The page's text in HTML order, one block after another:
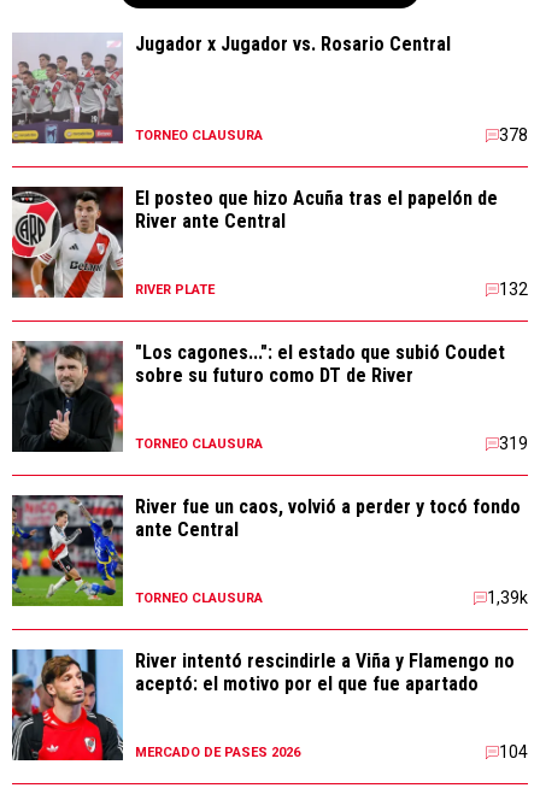
Jugador x Jugador vs. Rosario Central
TORNEO CLAUSURA 378
El posteo que hizo Acuña tras el papelón de
River ante Central
RIVER PLATE 132
"Los cagones...": el estado que subió Coudet
sobre su futuro como DT de River
TORNEO CLAUSURA 319
River fue un caos, volvió a perder y tocó fondo
ante Central
TORNEO CLAUSURA 1,39k
River intentó rescindirle a Viña y Flamengo no
aceptó: el motivo por el que fue apartado
MERCADO DE PASES 2026 104